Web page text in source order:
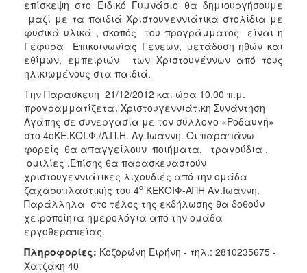
Κ.Δ.Α.Π.Α.μεΑ.
Αδειοδότηση
&
Έλεγχος
Βρεφονηπιακών
Σταθμών
Δημοτικό
Ιατρείο
Ξενώνας
Φιλοξενίας
Γυναικών
Κέντρο
Κοινότητας
Κοινωνικό
Φαρμακείο
Κοινωνικό
επίσκεψη στο Ειδικό Γυμνάσιο θα δημιουργήσουμε
μαζί με τα παιδιά Χριστουγεννιάτικα στολίδια με
φυσικά υλικά , σκοπός του προγράμματος είναι η
Γέφυρα Επικοινωνίας Γενεών, μετάδοση ηθών και
εθίμων, εμπειριών των Χριστουγέννων από τους
ηλικιωμένους στα παιδιά.
Την Παρασκευή 21/12/2012 και ώρα 10.00 π.μ.
προγραμματίζεται Χριστουγεννιάτικη Συνάντηση
Αγάπης σε συνεργασία με τον σύλλογο «Ροδαυγή»
στο 4οΚΕ.ΚΟΙ.Φ./Α.Π.Η. Αγ.Ιωάννη. Οι παραπάνω
φορείς θα απαγγείλουν ποιήματα, τραγούδια ,
ομιλίες .Επίσης θα παρασκευαστούν
χριστουγεννιάτικες λιχουδιές από την ομάδα
ζαχαροπλαστικής του 4ο ΚΕΚΟΙΦ-ΑΠΗ Αγ.Ιωάννη.
Παράλληλα στο τέλος της εκδήλωσης θα δοθούν
χειροποίητα ημερολόγια από την ομάδα
εργοθεραπείας.
Πληροφορίες: Κοζορώνη Ειρήνη - τηλ.: 2810235675 -
Χατζάκη 40